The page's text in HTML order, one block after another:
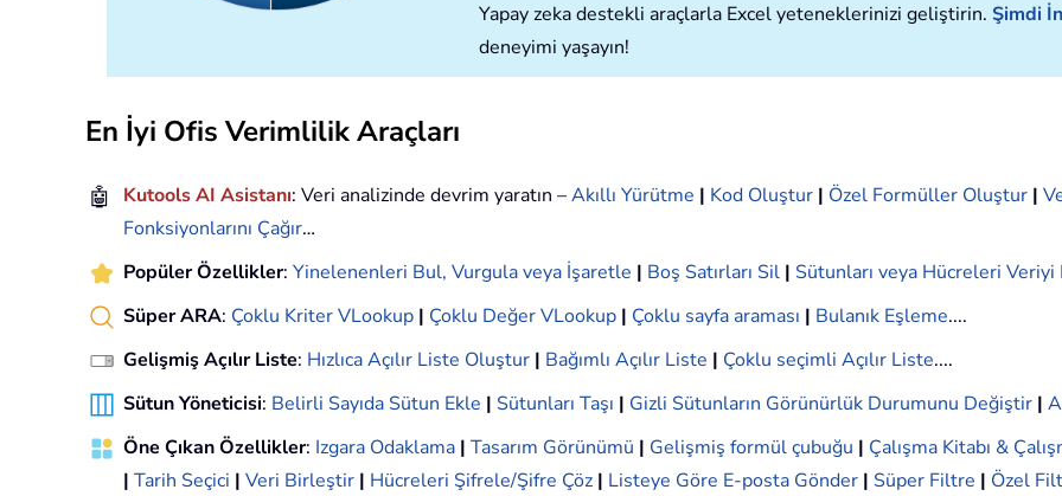
Yapay zeka destekli araçlarla Excel yeteneklerinizi geliştirin. Şimdi
deneyimi yaşayın!
En İyi Ofis Verimlilik Araçları
🤖 Kutools AI Asistanı: Veri analizinde devrim yaratın –Akıllı Yürütme | Kod Oluştur | Özel Formüller Oluştur |
Fonksiyonlarını Çağır…
Popüler Özellikler: Yinelenenleri Bul, Vurgula veya İşaretle | Boş Satırları Sil | Sütunları veya Hücreleri
Süper ARA: Çoklu Kriter VLookup | Çoklu Değer VLookup | Çoklu sayfa araması | Bulanık Eşleme....
Gelişmiş Açılır Liste: Hızlıca Açılır Liste Oluştur | Bağımlı Açılır Liste | Çoklu seçimli Açılır Liste....
Sütun Yöneticisi: Belirli Sayıda Sütun Ekle | Sütunları Taşı | Gizli Sütunların Görünürlük Durumunu Değiştir |
Öne Çıkan Özellikler: Izgara Odaklama | Tasarım Görünümü | Gelişmiş formül çubuğu | Çalışma Kitabı &
| Tarih Seçici | Veri Birleştir | Hücreleri Şifrele/Şifre Çöz | Listeye Göre E-posta Gönder | Süper Filtre | Özel